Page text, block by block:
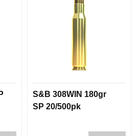
S&B 308WIN 180gr
SP 20/500pk